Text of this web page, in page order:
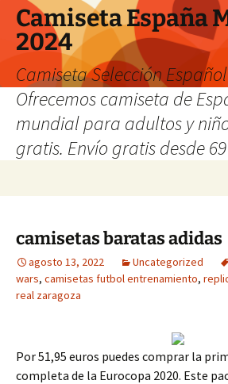
Camiseta España
2024
Camiseta Selección
Ofrecemos camiseta de
mundial para adultos y
gratis. Envío gratis desde 69
camisetas baratas adidas
agosto 13, 2022 Uncategorized
wars, camisetas futbol entrenamiento,
real zaragoza
Por 51,95 euros puedes comprar la
completa de la Eurocopa 2020. Este